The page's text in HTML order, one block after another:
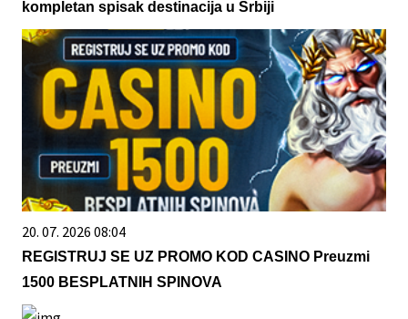
kompletan spisak destinacija u Srbiji
20. 07. 2026 08:04
REGISTRUJ SE UZ PROMO KOD CASINO Preuzmi
1500 BESPLATNIH SPINOVA